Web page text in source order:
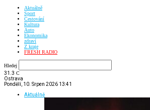
Aktuálně
Sport
Cestování
Kultura
Auto
Ekonomika
zdraví
Z kraje
FRESH RADIO
Hledej
31.3 C
Ostrava
Pondělí, 10. Srpen 2026 13:41
Aktuálně